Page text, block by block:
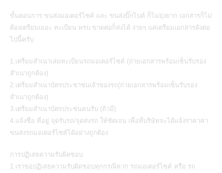
ขั้นตอนการ ขนส่งมอเตอร์ไซค์ และ ขนส่งบิ๊กไบค์ ก็ไม่ยุ่งยาก เอกสารก็ไม่
ต้องเตรียมเยอะ ทะเบียน พรบ ขาดต่อก็ส่งได้ ง่ายๆ แค่เตรียมเอกสารดังต่อ
ไปนี้ครับ
1.เตรียมสำเนาเล่มทะเบียนรถมอเตอร์ไซค์ (ถ่ายเอกสารพร้อมเซ็นรับรอง
สำเนาถูกต้อง)
2.เตรียมสำเนาบัตรประชาชนเจ้าของรถ(ถ่ายเอกสารพร้อมเซ็นรับรอง
สำเนาถูกต้อง)
3.เตรียมสำเนาบัตรประชนคนรับ (ถ้ามี)
4.แจ้งชื่อ ที่อยู่ จุดรับรถ/จุดส่งรถ ให้ชัดเจน เพื่อที่บริษัทจะได้แจ้งราคาค่า
ขนส่งรถมอเตอร์ไซค์ได้อย่างถูกต้อง
การปฏิเสธความรับผิดชอบ‬
1.เราขอปฏิเสธความรับผิดชอบทุกกรณีหาก รถมอเตอร์ไซค์ หรือ รถ